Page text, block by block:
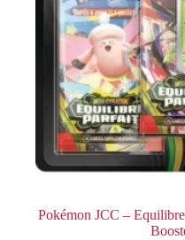
Pokémon JCC –